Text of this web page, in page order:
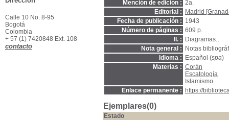
Mención de edición : 2a.
Editorial :
Madrid
Fecha de publicación : 1943
Número de páginas : 609 p.
Il. :
Diagramas.,
Nota general :
Notas
Idioma :
Español (spa)
Materias : Corán
Escatología
Islamismo
Enlace permanente :
https://
Ejemplares(0)
Estado
Calle 10 No. 8-95
Bogotá
Colombia
+ 57 (1) 7420848 Ext. 108
contacto